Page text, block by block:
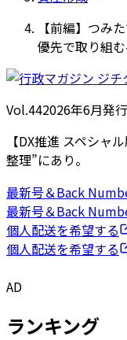
【前編】つみ
優先で取り組
Vol.442026年6月発行
【DX推進 スペシャ
整理”にあり。
最新号＆Back
最新号＆Back
個人配送を希望する
個人配送を希望する
AD
ランキング